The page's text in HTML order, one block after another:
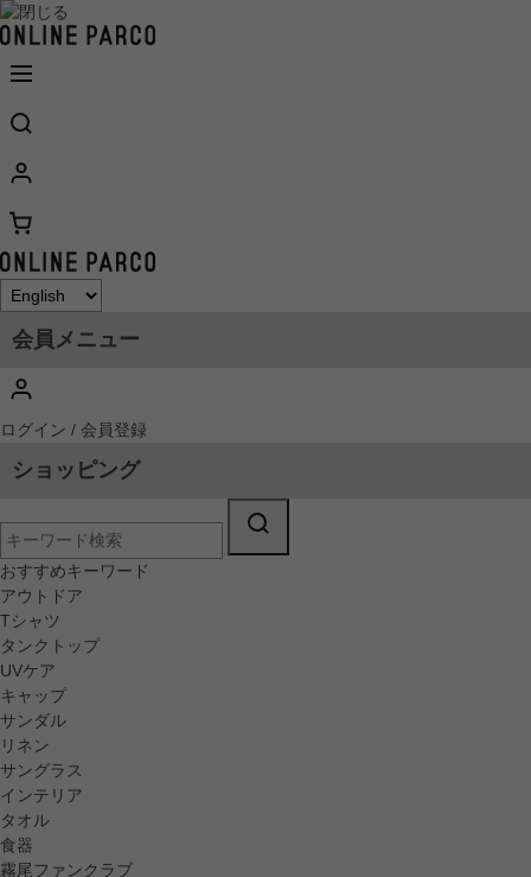
会員メニュー
ログイン / 会員登録
ショッピング
おすすめキーワード
アウトドア
Tシャツ
タンクトップ
UVケア
キャップ
サンダル
リネン
サングラス
インテリア
タオル
食器
霧尾ファンクラブ